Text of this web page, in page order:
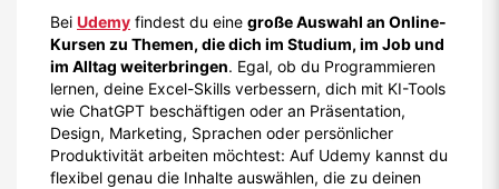
Bei Udemy findest du eine große Auswahl an Online-
Kursen zu Themen, die dich im Studium, im Job und
im Alltag weiterbringen. Egal, ob du Programmieren
lernen, deine Excel-Skills verbessern, dich mit KI-Tools
wie ChatGPT beschäftigen oder an Präsentation,
Design, Marketing, Sprachen oder persönlicher
Produktivität arbeiten möchtest: Auf Udemy kannst du
flexibel genau die Inhalte auswählen, die zu deinen